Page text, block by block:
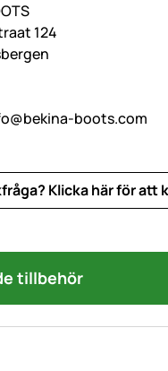
124
boots.com
Klicka här för att
tillbehör